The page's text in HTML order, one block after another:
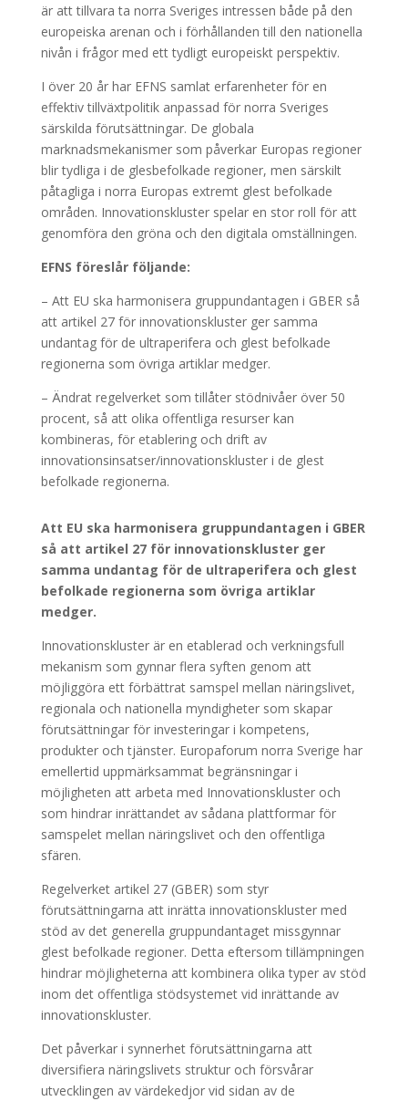
är att tillvara ta norra Sveriges intressen både på den
europeiska arenan och i förhållanden till den nationella
nivån i frågor med ett tydligt europeiskt perspektiv.
I över 20 år har EFNS samlat erfarenheter för en
effektiv tillväxtpolitik anpassad för norra Sveriges
särskilda förutsättningar. De globala
marknadsmekanismer som påverkar Europas regioner
blir tydliga i de glesbefolkade regioner, men särskilt
påtagliga i norra Europas extremt glest befolkade
områden. Innovationskluster spelar en stor roll för att
genomföra den gröna och den digitala omställningen.
EFNS föreslår följande:
– Att EU ska harmonisera gruppundantagen i GBER så
att artikel 27 för innovationskluster ger samma
undantag för de ultraperifera och glest befolkade
regionerna som övriga artiklar medger.
– Ändrat regelverket som tillåter stödnivåer över 50
procent, så att olika offentliga resurser kan
kombineras, för etablering och drift av
innovationsinsatser/innovationskluster i de glest
befolkade regionerna.
Att EU ska harmonisera gruppundantagen i GBER
så att artikel 27 för innovationskluster ger
samma undantag för de ultraperifera och glest
befolkade regionerna som övriga artiklar
medger.
Innovationskluster är en etablerad och verkningsfull
mekanism som gynnar flera syften genom att
möjliggöra ett förbättrat samspel mellan näringslivet,
regionala och nationella myndigheter som skapar
förutsättningar för investeringar i kompetens,
produkter och tjänster. Europaforum norra Sverige har
emellertid uppmärksammat begränsningar i
möjligheten att arbeta med Innovationskluster och
som hindrar inrättandet av sådana plattformar för
samspelet mellan näringslivet och den offentliga
sfären.
Regelverket artikel 27 (GBER) som styr
förutsättningarna att inrätta innovationskluster med
stöd av det generella gruppundantaget missgynnar
glest befolkade regioner. Detta eftersom tillämpningen
hindrar möjligheterna att kombinera olika typer av stöd
inom det offentliga stödsystemet vid inrättande av
innovationskluster.
Det påverkar i synnerhet förutsättningarna att
diversifiera näringslivets struktur och försvårar
utvecklingen av värdekedjor vid sidan av de